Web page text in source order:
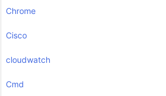
Chrome
Cisco
cloudwatch
Cmd